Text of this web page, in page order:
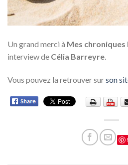
Un grand merci à Mes
interview de Célia Barreyre.
Vous pouvez la retrouver surson